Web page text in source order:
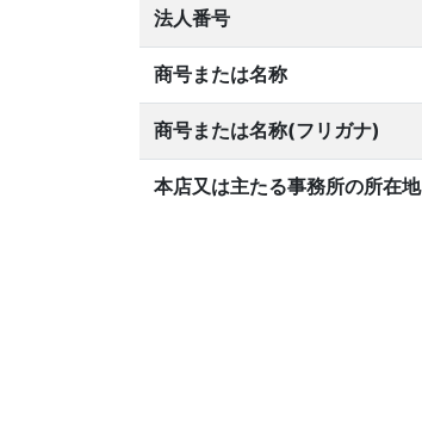
法人番号
商号または名称
商号または名称(フリガナ)
本店又は主たる事務所の所在地